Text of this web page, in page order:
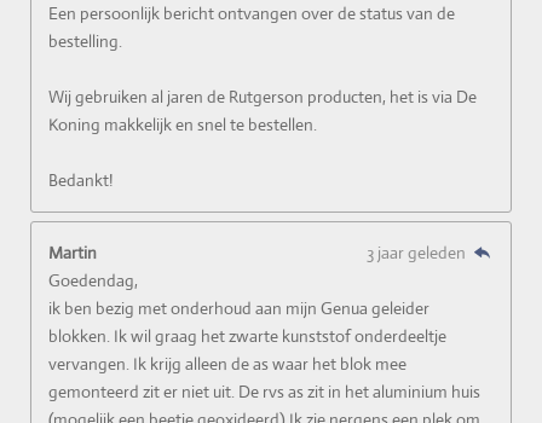
Een persoonlijk bericht ontvangen over de status van de
bestelling.
Wij gebruiken al jaren de Rutgerson producten, het is via De
Koning makkelijk en snel te bestellen.
Bedankt!
Martin
3 jaar geleden
Goedendag,
ik ben bezig met onderhoud aan mijn Genua geleider
blokken. Ik wil graag het zwarte kunststof onderdeeltje
vervangen. Ik krijg alleen de as waar het blok mee
gemonteerd zit er niet uit. De rvs as zit in het aluminium huis